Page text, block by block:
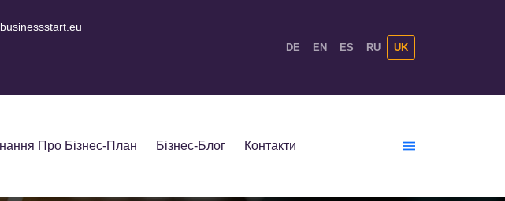
DE EN ES RU UK
Про Бізнес-План Бізнес-Блог Контакти